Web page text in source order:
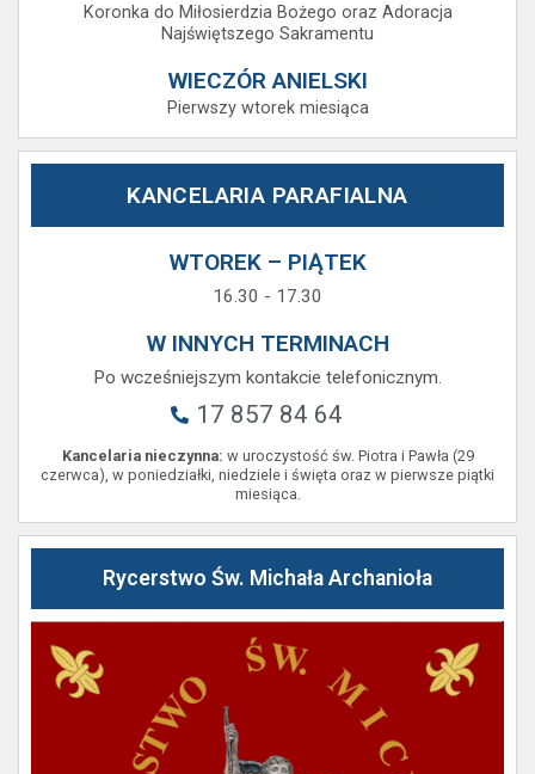
Koronka do Miłosierdzia Bożego oraz Adoracja
Najświętszego Sakramentu
WIECZÓR ANIELSKI
Pierwszy wtorek miesiąca
KANCELARIA PARAFIALNA
WTOREK – PIĄTEK
16.30 - 17.30
W INNYCH TERMINACH
Po wcześniejszym kontakcie telefonicznym.
17 857 84 64
Kancelaria nieczynna: w uroczystość św. Piotra i Pawła (29
czerwca), w poniedziałki, niedziele i święta oraz w pierwsze piątki
miesiąca.
Rycerstwo Św. Michała Archanioła